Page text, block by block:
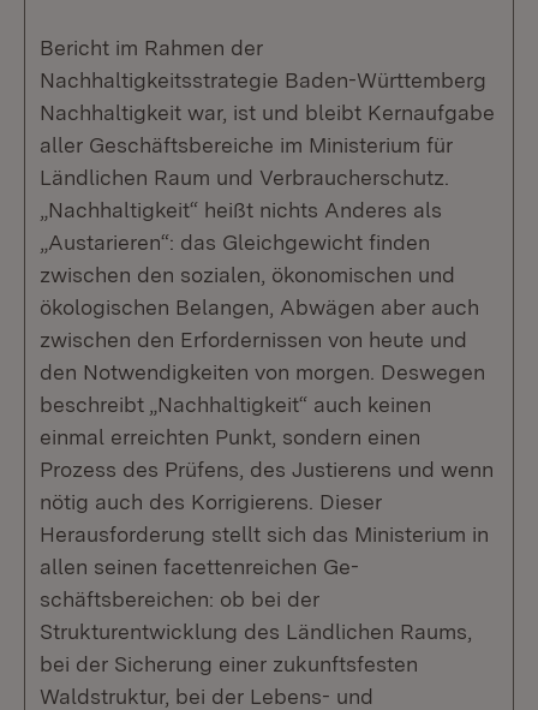
Bericht im Rahmen der
Nachhaltigkeitsstrategie Baden-Württemberg
Nachhaltigkeit war, ist und bleibt Kernaufgabe
aller Geschäftsbereiche im Ministerium für
Ländlichen Raum und Verbraucherschutz.
„Nachhaltigkeit“ heißt nichts Anderes als
„Austarieren“: das Gleichgewicht finden
zwischen den sozialen, ökonomischen und
ökologischen Belangen, Abwägen aber auch
zwischen den Erfordernissen von heute und
den Notwendigkeiten von morgen. Deswegen
beschreibt „Nachhaltigkeit“ auch keinen
einmal erreichten Punkt, sondern einen
Prozess des Prüfens, des Justierens und wenn
nötig auch des Korrigierens. Dieser
Herausforderung stellt sich das Ministerium in
allen seinen facettenreichen Ge­
schäftsbereichen: ob bei der
Strukturentwicklung des Ländlichen Raums,
bei der Sicherung einer zukunftsfesten
Waldstruktur, bei der Lebens- und